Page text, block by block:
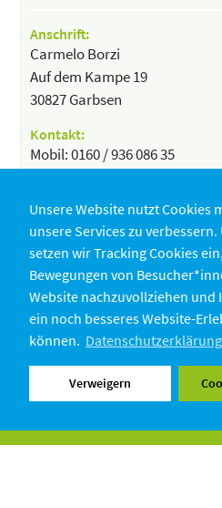
Unsere Website nutzt Cookies
unsere Services zu
setzen wir Tracking Cookies
Bewegungen von
Website nachzuvollziehen und
ein noch besseres Website-
können. Datenschutzerklärung
Verweigern
Anschrift:
Carmelo Borzi
Auf dem Kampe 19
30827 Garbsen
Kontakt:
Mobil: 0160 / 936 086 35